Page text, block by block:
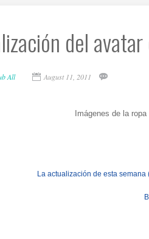
del
All August 11, 2011
Imágenes de la
La actualización de esta